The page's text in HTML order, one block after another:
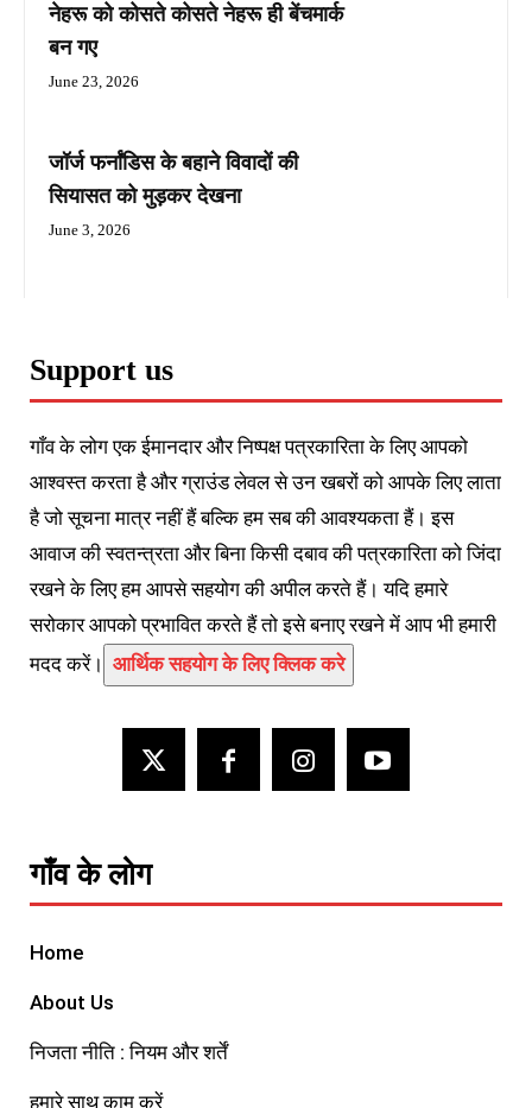
नेहरू को कोसते कोसते नेहरू ही बेंचमार्क
बन गए
June 23, 2026
जॉर्ज फर्नांडिस के बहाने विवादों की
सियासत को मुड़कर देखना
June 3, 2026
Support us
गाँव के लोग एक ईमानदार और निष्पक्ष पत्रकारिता के लिए आपको
आश्वस्त करता है और ग्राउंड लेवल से उन खबरों को आपके लिए लाता
है जो सूचना मात्र नहीं हैं बल्कि हम सब की आवश्यकता हैं। इस
आवाज की स्वतन्त्रता और बिना किसी दबाव की पत्रकारिता को जिंदा
रखने के लिए हम आपसे सहयोग की अपील करते हैं। यदि हमारे
सरोकार आपको प्रभावित करते हैं तो इसे बनाए रखने में आप भी हमारी
मदद करें। आर्थिक सहयोग के लिए क्लिक करे
गाँव के लोग
Home
About Us
निजता नीति : नियम और शर्तें
हमारे साथ काम करें